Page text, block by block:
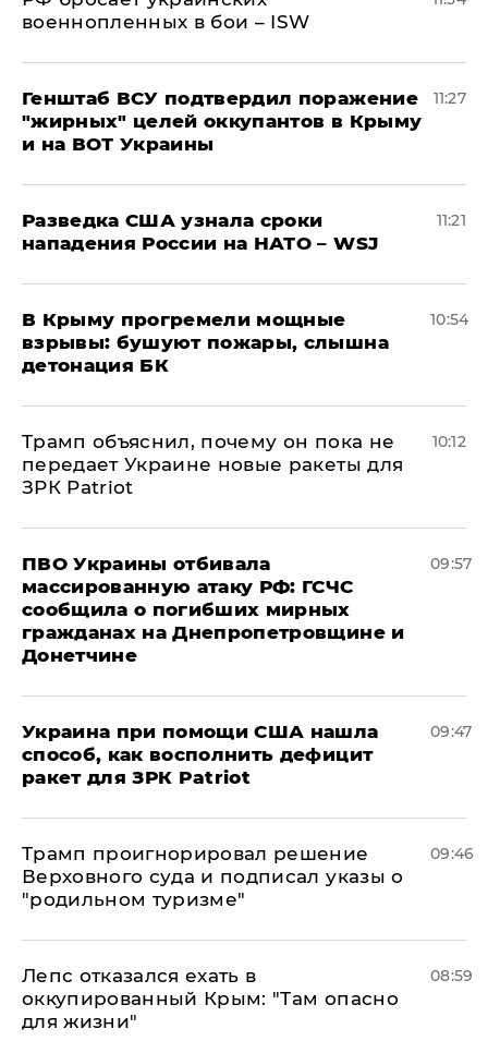
военнопленных в бои – ISW
Генштаб ВСУ подтвердил поражение
"жирных" целей оккупантов в Крыму
и на ВОТ Украины
11:27
Разведка США узнала сроки
нападения России на НАТО – WSJ
11:21
В Крыму прогремели мощные
взрывы: бушуют пожары, слышна
детонация БК
10:54
Трамп объяснил, почему он пока не
передает Украине новые ракеты для
ЗРК Patriot
10:12
ПВО Украины отбивала
массированную атаку РФ: ГСЧС
сообщила о погибших мирных
гражданах на Днепропетровщине и
Донетчине
09:57
Украина при помощи США нашла
способ, как восполнить дефицит
ракет для ЗРК Patriot
09:47
Трамп проигнорировал решение
Верховного суда и подписал указы о
"родильном туризме"
09:46
Лепс отказался ехать в
оккупированный Крым: "Там опасно
для жизни"
08:59